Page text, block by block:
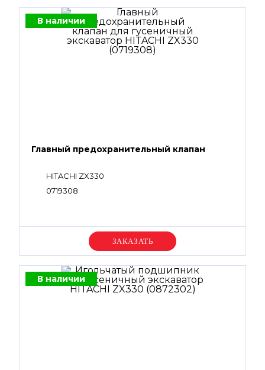
В наличии
Главный предохранительный клапан
HITACHI ZX330
0719308
Уточняйте цену
В наличии